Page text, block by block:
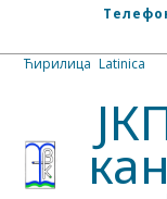
Ћирилица Latinica